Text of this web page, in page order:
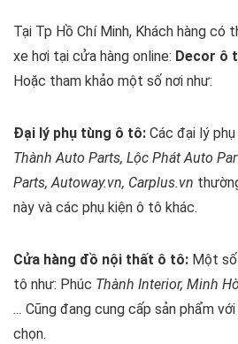
Tại Tp Hồ Chí Minh, Khách hàng có
xe hơi tại cửa hàng online: Decor ô
Hoặc tham khảo một số nơi như:
Đại lý phụ tùng ô tô: Các đại lý
Thành Auto Parts, Lộc Phát Auto
Parts, Autoway.vn, Carplus.vn
này và các phụ kiện ô tô khác.
Cửa hàng đồ nội thất ô tô: Một
tô như: Phúc Thành Interior, Minh
… Cũng đang cung cấp sản phẩm
chọn.